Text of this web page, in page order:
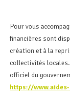
Pour vous
financières sont
création et à la
collectivités
officiel du
https://